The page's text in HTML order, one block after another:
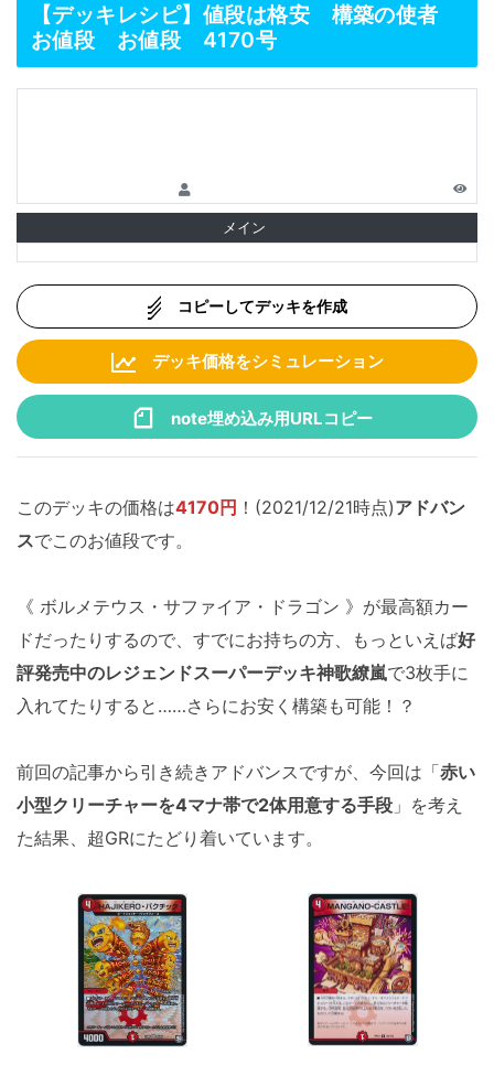
【デッキレシピ】値段は格安 構築の使者
お値段 お値段 4170号
メイン
コピーしてデッキを作成
デッキ価格をシミュレーション
note埋め込み用URLコピー
このデッキの価格は4170円 ！(2021/12/21時点)アドバン
スでこのお値段です。
《 ボルメテウス・サファイア・ドラゴン 》が最高額カー
ドだったりするので、すでにお持ちの方、もっといえば好
評発売中のレジェンドスーパーデッキ神歌繚嵐で3枚手に
入れてたりすると……さらにお安く構築も可能！？
前回の記事から引き続きアドバンスですが、今回は「赤い
小型クリーチャーを4マナ帯で2体用意する手段 」を考え
た結果、超GRにたどり着いています。